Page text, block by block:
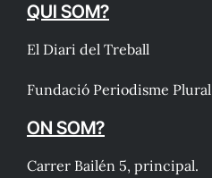
QUI SOM?
El Diari del Treball
Fundació Periodisme Plural
ON SOM?
Carrer Bailén 5, principal.